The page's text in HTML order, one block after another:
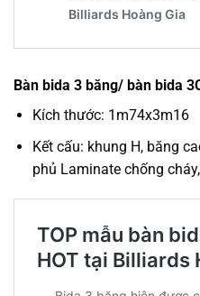
Bàn bida 3 băng/ bàn bida
Kích thước: 1m74x3m16
Kết cấu: khung H, băng
phủ Laminate chống